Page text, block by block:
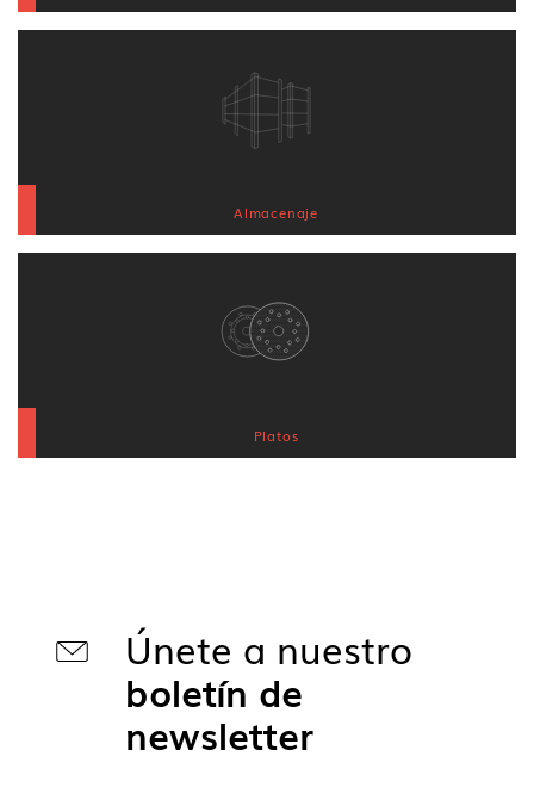
Almacenaje
Platos
Únete a nuestro
boletín de
newsletter